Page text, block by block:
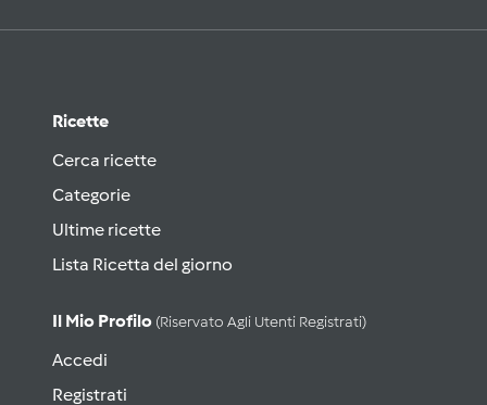
Ricette
Cerca ricette
Categorie
Ultime ricette
Lista Ricetta del giorno
Il Mio Profilo (riservato Agli Utenti Registrati)
Accedi
Registrati